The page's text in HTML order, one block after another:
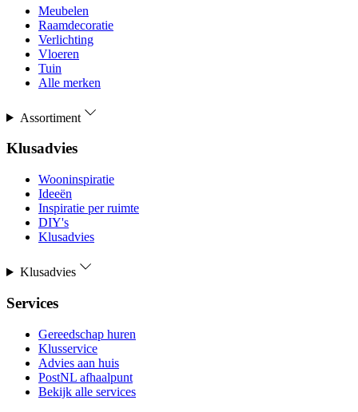
Meubelen
Raamdecoratie
Verlichting
Vloeren
Tuin
Alle merken
Assortiment
Klusadvies
Wooninspiratie
Ideeën
Inspiratie per ruimte
DIY's
Klusadvies
Klusadvies
Services
Gereedschap huren
Klusservice
Advies aan huis
PostNL afhaalpunt
Bekijk alle services